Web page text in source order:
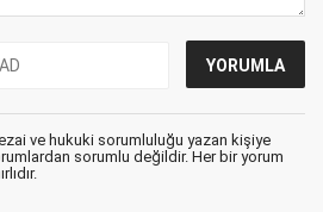
ve hukuki sorumluluğu yazan kişiye
sorumlu değildir. Her bir yorum